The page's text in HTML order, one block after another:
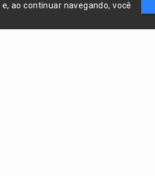
e, ao continuar navegando, você